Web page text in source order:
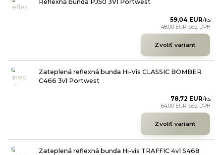
Reflexná bunda PJ50 3V1 Portwest
59,04 EUR/ks
48,00 EUR bez DPH
Zvoliť variant
Zateplená reflexná bunda Hi-Vis CLASSIC BOMBER
C466 3v1 Portwest
78,72 EUR/ks
64,00 EUR bez DPH
Zvoliť variant
Zateplená reflexná bunda Hi-vis TRAFFIC 4v1 S468